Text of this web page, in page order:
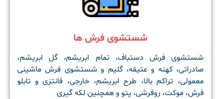
شستشوی فرش ها
شستشوی فرش دستباف، تمام ابریشم، گل ابریشم،
صادراتی، کهنه و عتیقه، گلیم و شستشوی فرش ماشینی
معمولی، تراکم بالا، طرح ابریشم، خارجی، فانتزی و تابلو
فرش، موکت، روفرشی، پتو و همچنین لکه گیری